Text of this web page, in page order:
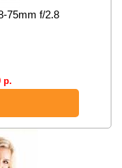
75mm f/2.8
р.